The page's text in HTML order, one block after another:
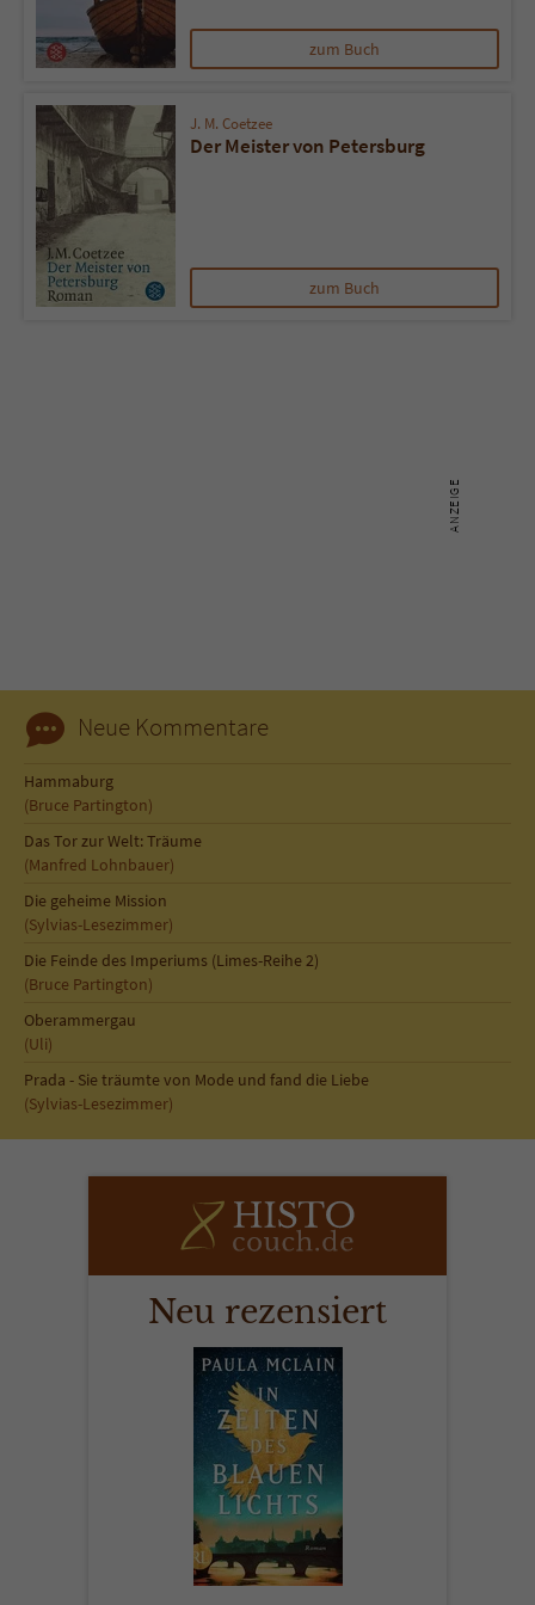
zum Buch
J. M. Coetzee
Der Meister von Petersburg
zum Buch
Neue Kommentare
Hammaburg
(Bruce Partington)
Das Tor zur Welt: Träume
(Manfred Lohnbauer)
Die geheime Mission
(Sylvias-Lesezimmer)
Die Feinde des Imperiums (Limes-Reihe 2)
(Bruce Partington)
Oberammergau
(Uli)
Prada - Sie träumte von Mode und fand die Liebe
(Sylvias-Lesezimmer)
Neu rezensiert
Name tx_pwcomments_ahash
Anbieter Literatur-Couch Medien GmbH & Co. KG
Laufzeit 1 Jahr
Zweck Cookie für Kommentare einzelner Buchtitel
Name fe_typo_user